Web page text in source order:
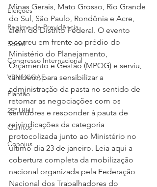
Eleições
Regime de Previdência
Social
Congresso Internacional
VPNI X GAE
Plantão
25º UIHJ
Quintos
Conojus
Minas Gerais, Mato Grosso, Rio Grande
do Sul, São Paulo, Rondônia e Acre,
além do Distrito Federal. O evento
ocorreu em frente ao prédio do
Ministério do Planejamento,
Orçamento e Gestão (MPOG) e serviu,
também, para sensibilizar a
administração da pasta no sentido de
retomar as negociações com os
servidores e responder à pauta de
reivindicações da categoria
protocolizada junto ao Ministério no
último dia 23 de janeiro. Leia aqui a
cobertura completa da mobilização
nacional organizada pela Federação
Nacional dos Trabalhadores do